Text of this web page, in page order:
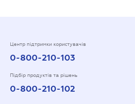
Центр підтримки користувачів
0-800-210-103
Підбір продуктів та рішень
0-800-210-102